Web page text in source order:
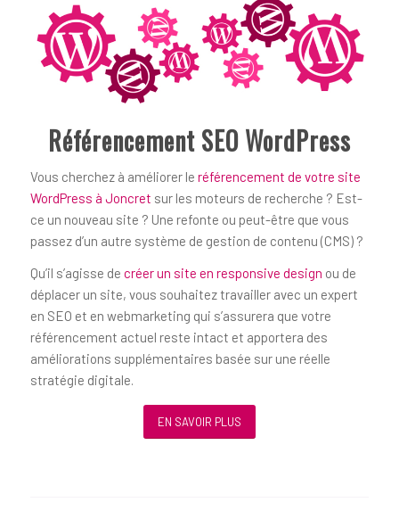
Référencement SEO WordPress
Vous cherchez à améliorer le référencement de votre site
WordPress à Joncret sur les moteurs de recherche ? Est-
ce un nouveau site ? Une refonte ou peut-être que vous
passez d’un autre système de gestion de contenu (CMS) ?
Qu’il s’agisse de créer un site en responsive design ou de
déplacer un site, vous souhaitez travailler avec un expert
en SEO et en webmarketing qui s’assurera que votre
référencement actuel reste intact et apportera des
améliorations supplémentaires basée sur une réelle
stratégie digitale.
EN SAVOIR PLUS